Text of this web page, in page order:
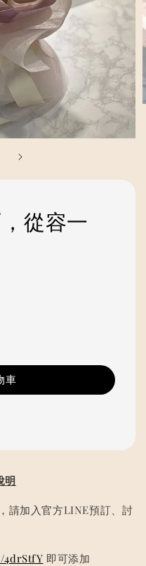
從容一
車
明
請加入官方LINE預訂、討
即可添加